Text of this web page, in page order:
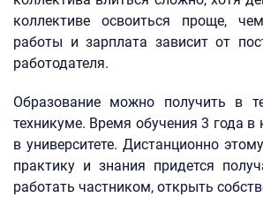
коллективе освоиться проще,
работы и зарплата зависит от
работодателя.
Образование можно получить в
техникуме. Время обучения 3 года в
в университете. Дистанционно
практику и знания придется
работать частником, открыть